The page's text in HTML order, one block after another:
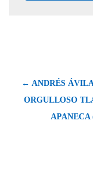
← ANDRÉS ÁVILA
ORGULLOSO
APANECA